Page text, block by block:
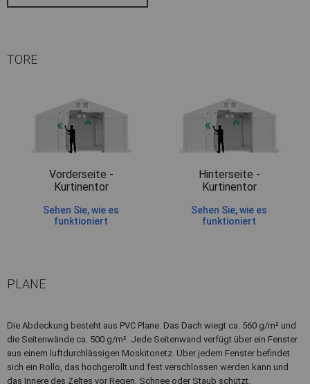
TORE
Vorderseite -
Kurtinentor
Sehen Sie, wie es
funktioniert
Hinterseite -
Kurtinentor
Sehen Sie, wie es
funktioniert
PLANE
Die Abdeckung besteht aus PVC Plane. Das Dach wiegt ca. 560 g/m² und
die Seitenwände ca. 500 g/m². Jede Seitenwand verfügt über ein Fenster
aus einem luftdurchlässigen Moskitonetz. Über jedem Fenster befindet
sich ein Rollo, das hochgerollt und fest verschlossen werden kann und
das Innere des Zeltes vor Regen, Schnee oder Staub schützt.